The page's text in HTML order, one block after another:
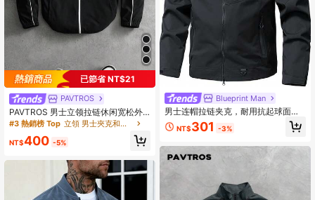
已節省 NT$21
PAVTROS
PAVTROS 男士立领拉链休闲宽松外
套
#3 熱銷榜 Top 立領 男士夾克和外套
NT$400 -5%
Blueprint Man
男士连帽拉链夹克，耐用抗起球面
料，多口袋户外休闲功能衫，适合徒
步旅行、露营等活动。
NT$301 -3%